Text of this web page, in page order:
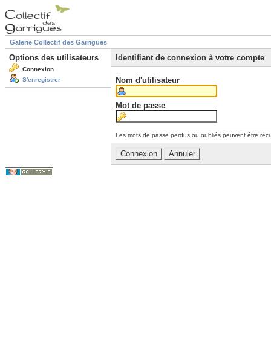
Galerie Collectif des Garrigues
Options des utilisateurs
Connexion
S'enregistrer
Identifiant de connexion à votre compte
Nom d'utilisateur
Mot de passe
Les mots de passe perdus ou oubliés peuvent être